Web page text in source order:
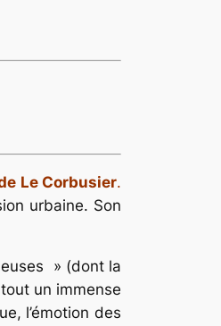
Le Corbusier.
urbaine. Son
» (dont la
un immense
l’émotion des